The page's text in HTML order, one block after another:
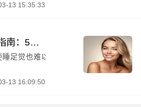
13 15:35:33
黄石黑眼圈改善指南：5家实力机构盘点，玻尿酸填充效果、维持时间及费用详解
睡足觉也难以消退，这让很多人看起
13 16:09:50